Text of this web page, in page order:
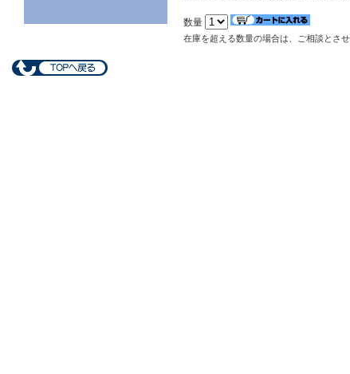
数量
在庫を超える数量の場合は、ご相談とさせ